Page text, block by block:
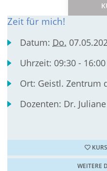
Zeit für mich!
Datum: Do.
Uhrzeit: 09:30 -
Ort: Geistl. Zentrum
Dozenten: Dr.
WEITERE